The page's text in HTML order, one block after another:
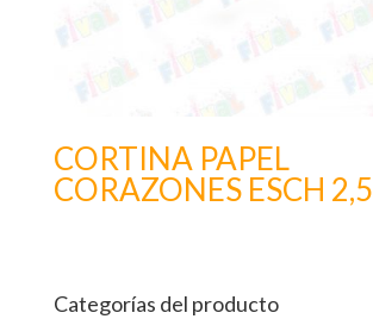
CORTINA PAPEL
CORAZONES ESCH 2,5
Categorías del producto